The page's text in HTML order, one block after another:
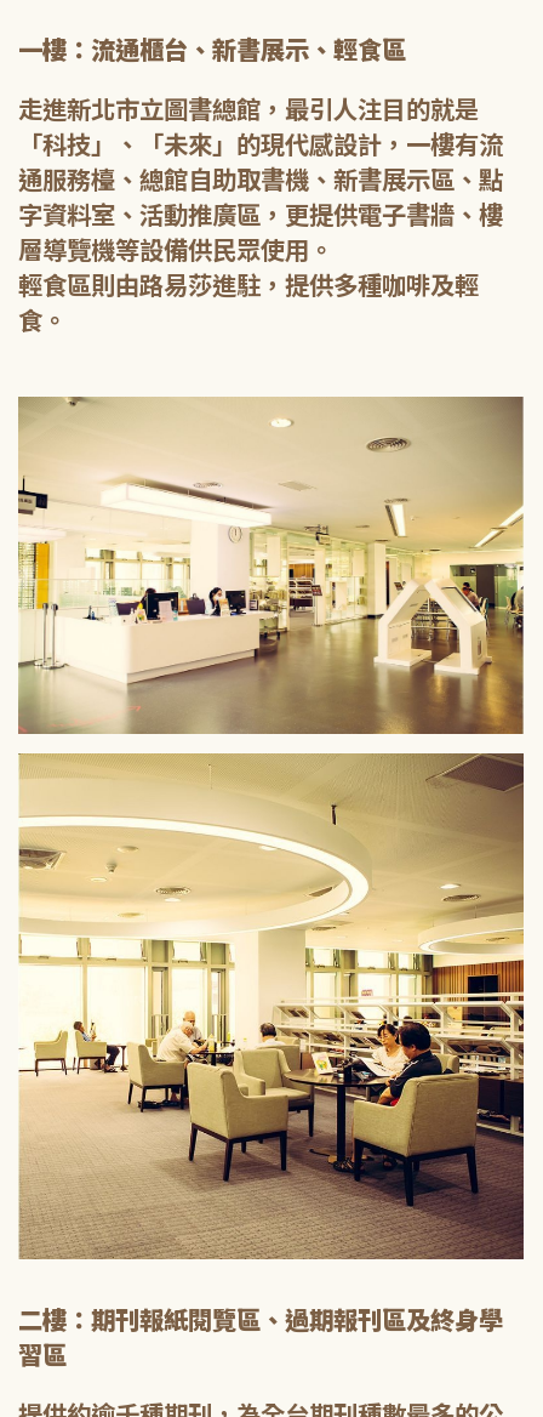
一樓：流通櫃台、新書展示、輕食區
走進新北市立圖書總館，最引人注目的就是
「科技」、「未來」的現代感設計，一樓有流
通服務檯、總館自助取書機、新書展示區、點
字資料室、活動推廣區，更提供電子書牆、樓
層導覽機等設備供民眾使用。
輕食區則由路易莎進駐，提供多種咖啡及輕
食。
二樓：期刊報紙閱覽區、過期報刊區及終身學
習區